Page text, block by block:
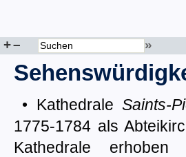
+– »
• Kathedrale Saints-
1775-1784 als
Kathedrale erhoben